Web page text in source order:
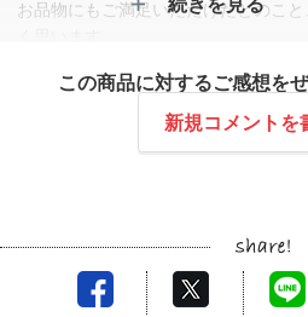
お品物にもご満足いただけたとのこ
で、無事に納品することができまし
またのご利用をスタッフ一同、心より
この商品に対するご感想を
新規コメントを